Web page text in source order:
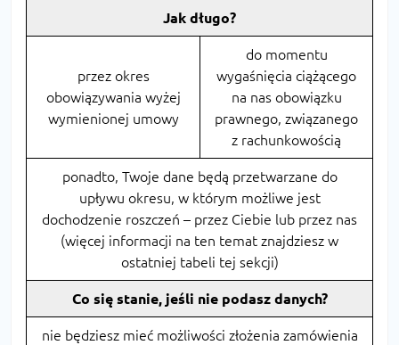
Jak długo?
przez okres
obowiązywania wyżej
wymienionej umowy
do momentu
wygaśnięcia ciążącego
na nas obowiązku
prawnego, związanego
z rachunkowością
ponadto, Twoje dane będą przetwarzane do
upływu okresu, w którym możliwe jest
dochodzenie roszczeń – przez Ciebie lub przez nas
(więcej informacji na ten temat znajdziesz w
ostatniej tabeli tej sekcji)
Co się stanie, jeśli nie podasz danych?
nie będziesz mieć możliwości złożenia zamówienia